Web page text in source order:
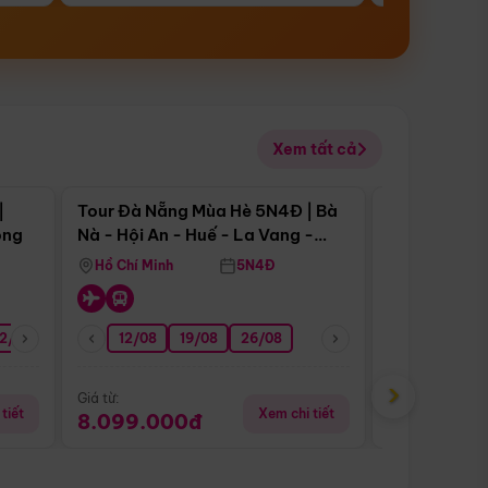
Xem tất cả
08 26/08 05/09 09/09 12/09
tiết
Điểm nổi bật
Tour Đà Nẵng Mùa Hè 5N4Đ | Bà
Nà - Hội An - Huế - La Vang -
Động Thiên Đường
Hồ Chí Minh 5N4Đ
12/08 19/08 26/08
Giá từ:
8.099.000đ Xem chi tiết
Giá từ:
›